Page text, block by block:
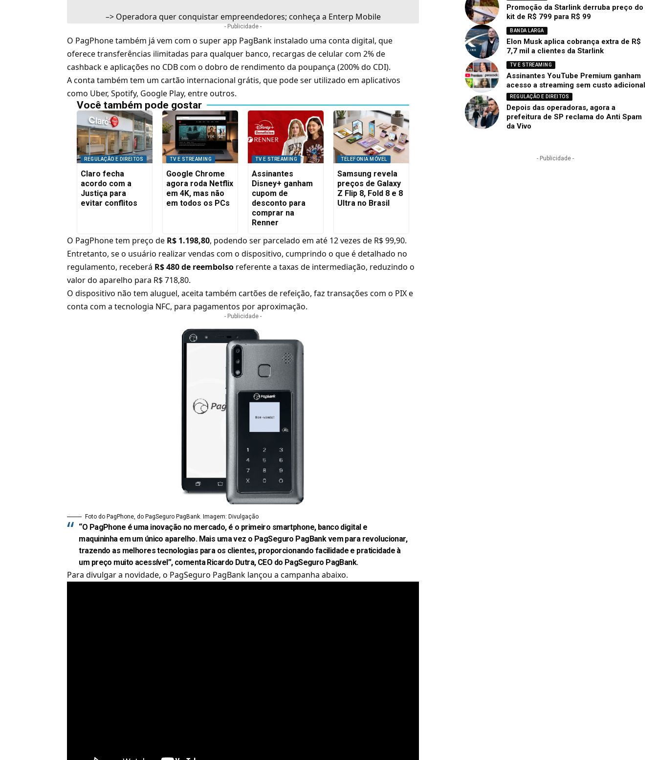
–> Operadora quer conquistar empreendedores; conheça a Enterp Mobile
- Publicidade -
O PagPhone também já vem com o super app PagBank instalado uma conta digital, que
oferece transferências ilimitadas para qualquer banco, recargas de celular com 2% de
cashback e aplicações no CDB com o dobro de rendimento da poupança (200% do CDI).
A conta também tem um cartão internacional grátis, que pode ser utilizado em aplicativos
como Uber, Spotify, Google Play, entre outros.
Você também pode gostar
REGULAÇÃO E DIREITOS
Claro fecha
acordo com a
Justiça para
evitar conflitos
TV E STREAMING
Google Chrome
agora roda Netflix
em 4K, mas não
em todos os PCs
TV E STREAMING
Assinantes
Disney+ ganham
cupom de
desconto para
comprar na
Renner
TELEFONIA MÓVEL
Samsung revela
preços de Galaxy
Z Flip 8, Fold 8 e 8
Ultra no Brasil
O PagPhone tem preço de R$ 1.198,80, podendo ser parcelado em até 12 vezes de R$ 99,90.
Entretanto, se o usuário realizar vendas com o dispositivo, cumprindo o que é detalhado no
regulamento, receberá R$ 480 de reembolso referente a taxas de intermediação, reduzindo o
valor do aparelho para R$ 718,80.
O dispositivo não tem aluguel, aceita também cartões de refeição, faz transações com o PIX e
conta com a tecnologia NFC, para pagamentos por aproximação.
- Publicidade -
Foto do PagPhone, do PagSeguro PagBank. Imagem: Divulgação
“O PagPhone é uma inovação no mercado, é o primeiro smartphone, banco digital e
maquininha em um único aparelho. Mais uma vez o PagSeguro PagBank vem para revolucionar,
trazendo as melhores tecnologias para os clientes, proporcionando facilidade e praticidade à
um preço muito acessível”, comenta Ricardo Dutra, CEO do PagSeguro PagBank.
Para divulgar a novidade, o PagSeguro PagBank lançou a campanha abaixo.
Promoção da Starlink derruba preço do
kit de R$ 799 para R$ 99
BANDA LARGA
Elon Musk aplica cobrança extra de R$
7,7 mil a clientes da Starlink
TV E STREAMING
Assinantes YouTube Premium ganham
acesso a streaming sem custo adicional
REGULAÇÃO E DIREITOS
Depois das operadoras, agora a
prefeitura de SP reclama do Anti Spam
da Vivo
- Publicidade -